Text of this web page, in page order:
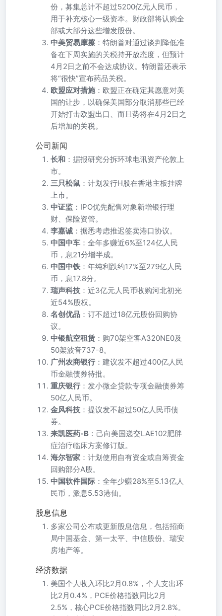
份，募集总计不超过5200亿元人民币，
用于补充核心一级资本。财政部将认购全
部或大部分这些增发股份。
中美贸易摩擦 ：特朗普对通过谈判降低准
备在下周实施的关税持开放态度，但预计
4月2日之前不会达成协议。特朗普还表示
将“很快”宣布药品关税。
欧盟应对措施：欧盟正在确定其愿意对美
国的让步，以确保美国部分取消那些已经
开始打击欧盟出口、而且势将在4月2日之
后增加的关税。
公司新闻
长和 ：据报研究分拆环球电讯资产伦敦上
市。
三只松鼠 ：计划发行H股在香港主板挂牌
上市。
中证监 ：IPO优先配售对象新增银行理
财、保险资管。
李嘉诚 ：据悉考虑推迟签卖港口协议。
中国中车 ：全年多赚近6%至124亿人民
币，息21分增半成。
中国中铁 ：年纯利跌约17%至279亿人民
币，息17.8分。
瑞声科技 ：近3亿元人民币收购河北初光
近54%股权。
名创优品 ：订不超过18亿元股份回购协
议。
中银航空租赁 ：购70架空客A320NE0及
50架波音737-8。
广州农商银行：建议发不超过400亿人民
币金融债券待批。
重庆银行：发小微企贷款专项金融债券筹
50亿人民币。
金风科技 ：提议发不超过50亿人民币债
券。
来凯医药-B ：己向美国递交LAE102肥胖
症治疗临床方案修订版。
海尔智家 ：计划使用自有资金或自筹资金
回购部分A股。
中国软件国际 ：全年少赚28%至5.13亿人
民币，派息5.53港仙。
股息信息
多家公司公布或更新股息信息，包括招商
局中国基金、第一太平、中信股份、瑞安
房地产等。
经济数据
美国个人收入环比2月0.8%，个人支出环
比2月0.4%，PCE价格指数同比2月
2.5%，核心PCE价格指数同比2月2.8%。